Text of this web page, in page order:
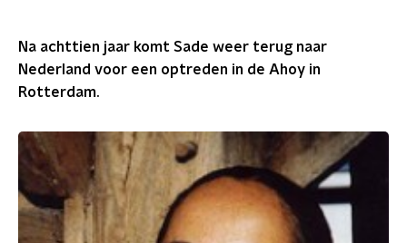
Na achttien jaar komt Sade weer terug naar
Nederland voor een optreden in de Ahoy in
Rotterdam.